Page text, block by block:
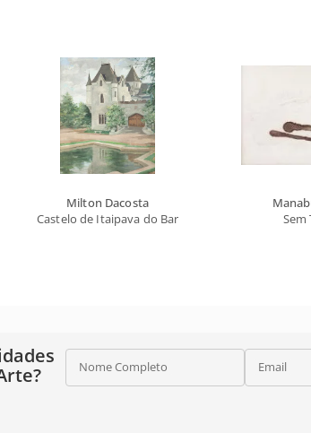
Milton Dacosta
Castelo de Itaipava do Barão J. Smith de
Sem
Nome Completo Email